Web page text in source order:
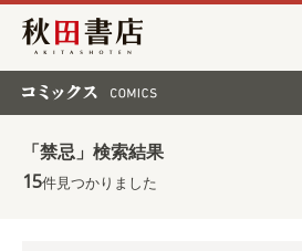
秋田書店
「禁忌」検索結果
15件見つかりました